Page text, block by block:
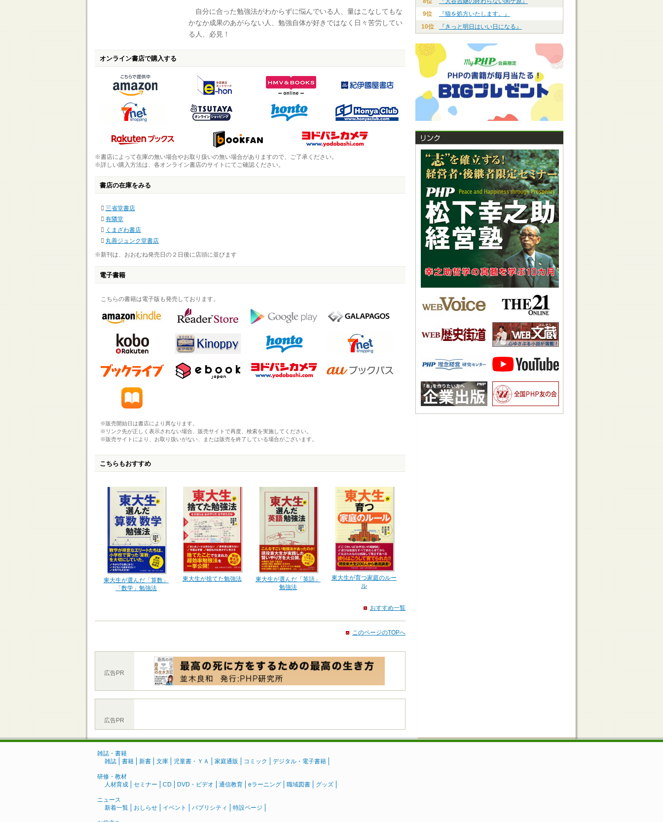
自分に合った勉強法がわからずに悩んでいる人、量はこなしてもな
かなか成果のあがらない人、勉強自体が好きではなく日々苦労してい
る人、必見！
オンライン書店で購入する
※書店によって在庫の無い場合やお取り扱いの無い場合がありますので、ご了承ください。
※詳しい購入方法は、各オンライン書店のサイトにてご確認ください。
書店の在庫をみる
三省堂書店
有隣堂
くまざわ書店
丸善ジュンク堂書店
※新刊は、おおむね発売日の２日後に店頭に並びます
電子書籍
こちらの書籍は電子版も発売しております。
※販売開始日は書店により異なります。
※リンク先が正しく表示されない場合、販売サイトで再度、検索を実施してください。
※販売サイトにより、お取り扱いがない、または販売を終了している場合がございます。
こちらもおすすめ
東大生が選んだ「算数」
「数学」勉強法
東大生が捨てた勉強法
東大生が選んだ「英語」
勉強法
東大生が育つ家庭のルー
ル
おすすめ一覧
このページのTOPへ
広告PR
広告PR
9位
『猫を処方いたします。』
10位
『きっと明日はいい日になる』
雑誌・書籍
雑誌
書籍 新書 文庫 児童書・ＹＡ 家庭通販 コミック デジタル・電子書籍
研修・教材
人材育成
セミナー CD DVD・ビデオ 通信教育 eラーニング 職域図書 グッズ
ニュース
新着一覧
おしらせ イベント パブリシティ 特設ページ